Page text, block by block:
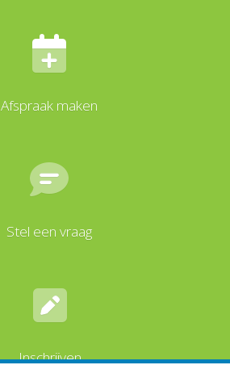
Afspraak maken
Stel een vraag
Inschrijven